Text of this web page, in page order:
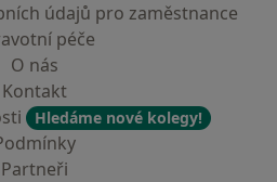
údajů pro zaměstnance
péče
O nás
Kontakt
Hledáme nové kolegy!
Partneři